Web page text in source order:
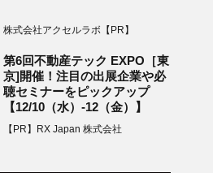
株式会社アクセルラボ【PR】
第6回不動産テック EXPO［東
京]開催！注目の出展企業や必
聴セミナーをピックアップ
【12/10（水）-12（金）】
【PR】RX Japan 株式会社